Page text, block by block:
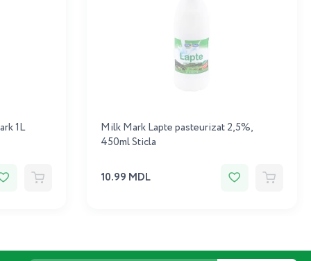
1L
Milk Mark Lapte pasteurizat 2,5%,
450ml Sticla
10.99 MDL